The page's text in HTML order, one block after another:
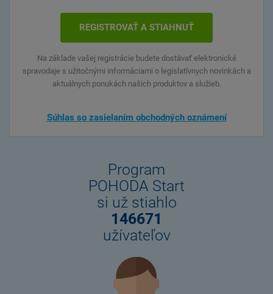
Na základe vašej registrácie budete dostávať elektronické
spravodaje s užitočnými informáciami o legislatívnych novinkách a
aktuálnych ponukách našich produktov a služieb.
Súhlas so zasielaním obchodných oznámení
Program
POHODA Start
si už stiahlo
146671
užívateľov